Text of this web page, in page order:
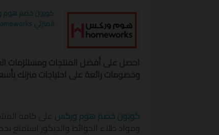
المنزلي homeworks
كوبون خصم هوم وركس